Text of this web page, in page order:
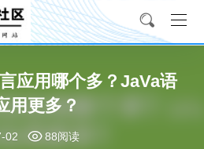
应用哪个多？JaVa语
用更多？
02 88阅读